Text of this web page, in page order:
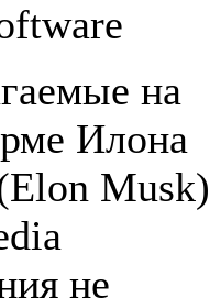
на
Илона
Musk)
не